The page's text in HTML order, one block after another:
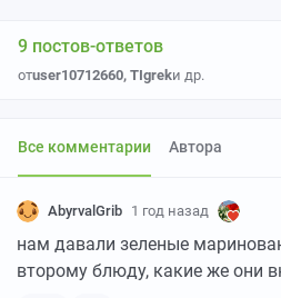
9 постов-ответов
отuser10712660, TIgrekи др.
Все комментарии Автора
AbyrvalGrib 1 год назад
нам давали зеленые
второму блюду, какие же они